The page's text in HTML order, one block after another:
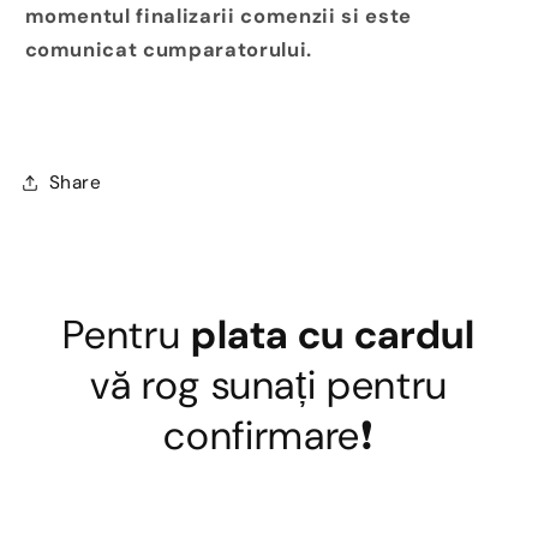
momentul finalizarii comenzii si este
comunicat cumparatorului.
Share
Pentru plata cu cardul
vă rog sunați pentru
confirmare❗